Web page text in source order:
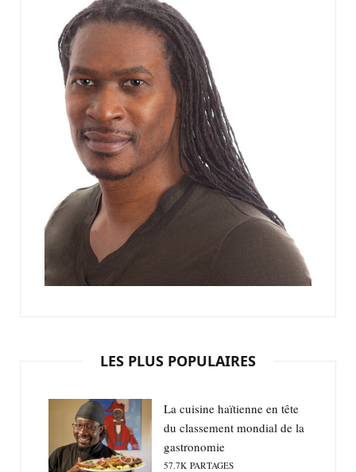
LES PLUS POPULAIRES
La cuisine haïtienne en tête
du classement mondial de la
gastronomie
57.7K PARTAGES